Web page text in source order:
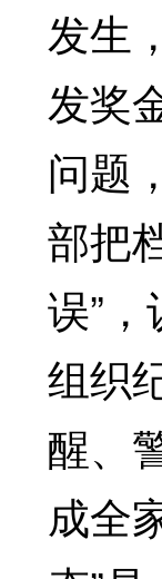
发生
发奖
问题
部把
误”
组织
醒、
成全